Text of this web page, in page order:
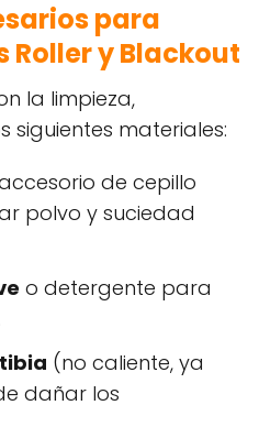
para
Roller y Blackout
la limpieza,
siguientes materiales:
de cepillo
polvo y suciedad
o detergente para
(no caliente, ya
dañar los